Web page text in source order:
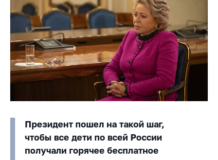
Президент пошел на такой шаг,
чтобы все дети по всей России
получали горячее бесплатное